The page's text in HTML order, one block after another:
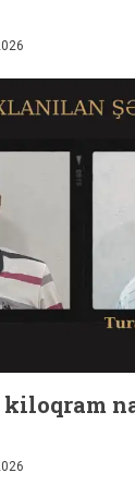
kiloqram